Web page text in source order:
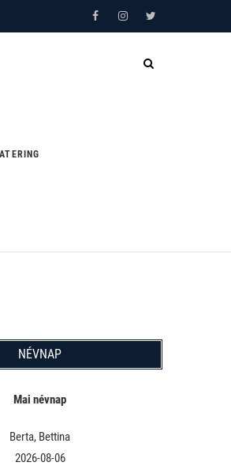
FacebookInstagramTwitter
NÉVNAP
Mai névnap
Berta, Bettina
2026-08-06